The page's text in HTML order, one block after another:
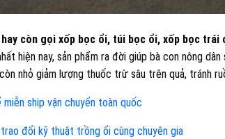
còn gọi xốp bọc ổi, túi bọc ổi, xốp bọc trái
hiện nay, sản phẩm ra đời giúp bà con nông
nhỏ giảm lượng thuốc trừ sâu trên quả, tránh
ship vận chuyển toàn quốc
đổi kỹ thuật trồng ổi cùng chuyên gia